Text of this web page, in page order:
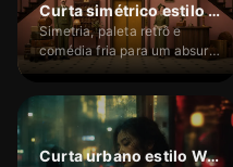
Curta simétrico estilo Wes Anderson
Simetria, paleta retrô e
comédia fria para um absurdo
refinado.
Curta urbano estilo Wong Kar-wai